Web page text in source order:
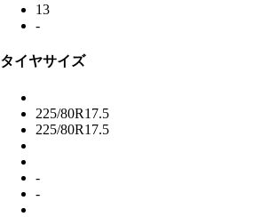
13
-
タイヤサイズ
225/80R17.5
225/80R17.5
-
-